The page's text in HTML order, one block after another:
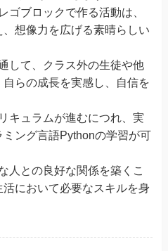
ゴブロックで作る活動は、
想像力を広げる素晴らしい
して、クラス外の生徒や他
らの成長を実感し、自信を
キュラムが進むにつれ、実
ング言語Pythonの学習が可
人との良好な関係を築くこ
において必要なスキルを身